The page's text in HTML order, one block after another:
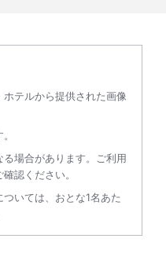
テルから提供された画像
る場合があります。ご利用
認ください。
いては、おとな1名あた